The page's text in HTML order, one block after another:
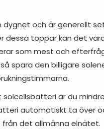
dygnet och är generellt
dessa toppar kan det
som mest och
spara den billigare
är du
automatiskt ta över
det allmänna elnätet.